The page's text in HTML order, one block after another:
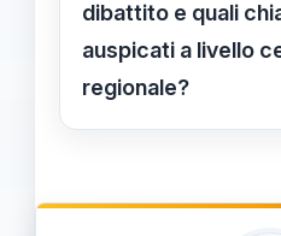
AS12, con
le regioni.
richiedere
Scolastici Regionali
dibattito e quali
auspicati a livello
regionale?
Chiarimenti ufficiali
pratica tra regioni.